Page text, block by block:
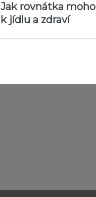
Jak rovnátka
k jídlu a zdraví